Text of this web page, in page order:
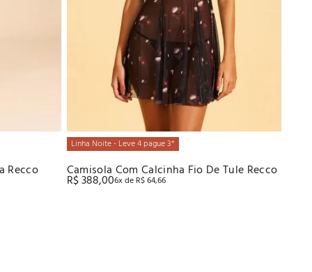
Recco
Linha Noite - Leve 4 pague 3*
Camisola Com Calcinha Fio De Tule Recco
R$388,006x de R$64,66